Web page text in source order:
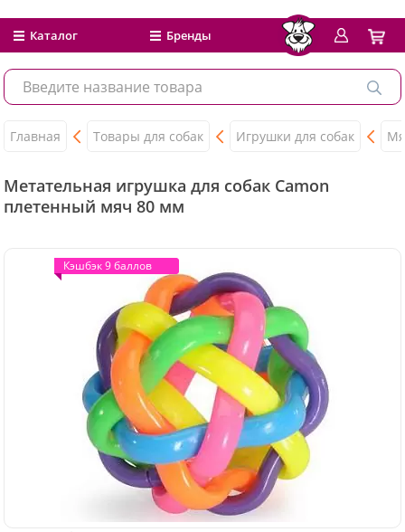
Каталог Бренды
Главная Товары для собак Игрушки для собак
Метательная игрушка для собак Camon
плетенный мяч 80 мм
Кэшбэк 9 баллов
Кэшбэк 9 баллов